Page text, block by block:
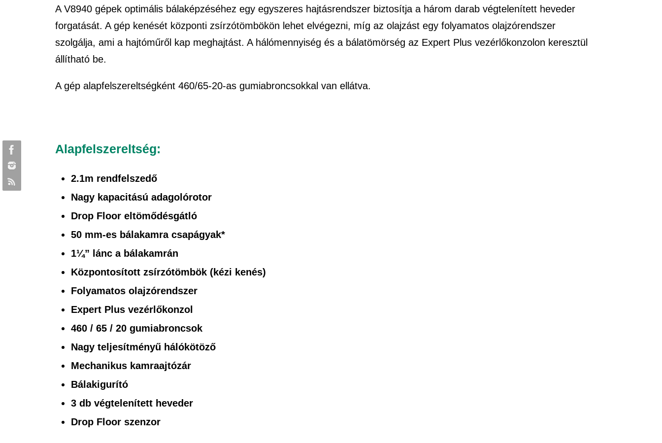
A V8940 gépek optimális bálaképzéséhez egy egyszeres hajtásrendszer biztosítja a három darab végtelenített heveder
forgatását. A gép kenését központi zsírzótömbökön lehet elvégezni, míg az olajzást egy folyamatos olajzórendszer
szolgálja, ami a hajtóműről kap meghajtást. A hálómennyiség és a bálatömörség az Expert Plus vezérlőkonzolon keresztül
állítható be.
A gép alapfelszereltségként 460/65-20-as gumiabroncsokkal van ellátva.
Alapfelszereltség:
2.1m rendfelszedő
Nagy kapacitású adagolórotor
Drop Floor eltömődésgátló
50 mm-es bálakamra csapágyak*
1¼” lánc a bálakamrán
Központosított zsírzótömbök (kézi kenés)
Folyamatos olajzórendszer
Expert Plus vezérlőkonzol
460 / 65 / 20 gumiabroncsok
Nagy teljesítményű hálókötöző
Mechanikus kamraajtózár
Bálakigurító
3 db végtelenített heveder
Drop Floor szenzor